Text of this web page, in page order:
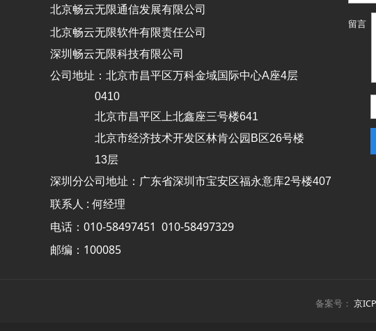
北京畅云无限通信发展有限公司
北京畅云无限软件有限责任公司
深圳畅云无限科技有限公司
公司地址：北京市昌平区万科金域国际中心A座4层
0410
北京市昌平区上北鑫座三号楼641
北京市经济技术开发区林肯公园B区26号楼
13层
深圳分公司地址：广东省深圳市宝安区福永意库2号楼407
联系人 : 何经理
电话：010-58497451 010-58497329
邮编：100085
留言
备案号： 京